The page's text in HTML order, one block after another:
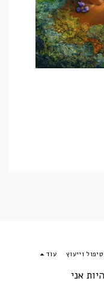
אני
וייעוץ עוד